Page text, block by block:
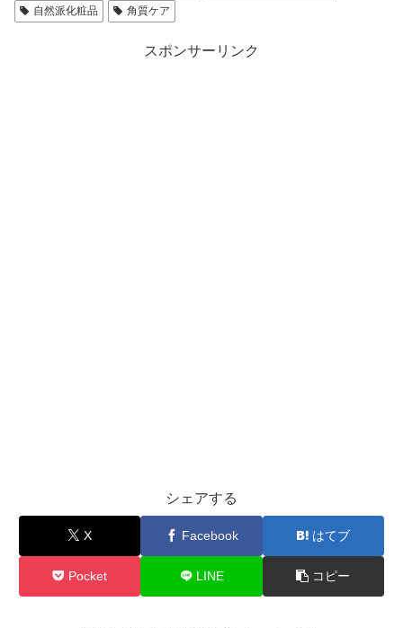
自然派化粧品
角質ケア
スポンサーリンク
シェアする
X Facebook はてブ
Pocket LINE コピー